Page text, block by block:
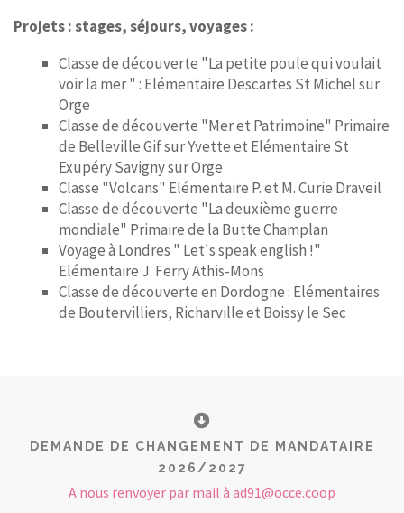
Projets : stages, séjours, voyages :
Classe de découverte "La petite poule qui voulait
voir la mer " : Elémentaire Descartes St Michel sur
Orge
Classe de découverte "Mer et Patrimoine" Primaire
de Belleville Gif sur Yvette et Elémentaire St
Exupéry Savigny sur Orge
Classe "Volcans" Elémentaire P. et M. Curie Draveil
Classe de découverte "La deuxième guerre
mondiale" Primaire de la Butte Champlan
Voyage à Londres " Let's speak english !"
Elémentaire J. Ferry Athis-Mons
Classe de découverte en Dordogne : Elémentaires
de Boutervilliers, Richarville et Boissy le Sec
DEMANDE DE CHANGEMENT DE MANDATAIRE
2026/2027
A nous renvoyer par mail à ad91@occe.coop